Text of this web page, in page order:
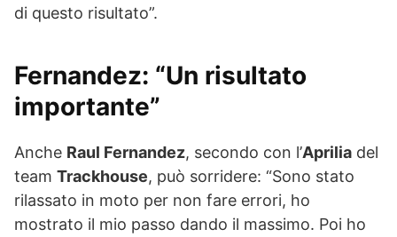
di questo risultato”.
Fernandez: “Un risultato
importante”
Anche Raul Fernandez, secondo con l’Aprilia del
team Trackhouse, può sorridere: “Sono stato
rilassato in moto per non fare errori, ho
mostrato il mio passo dando il massimo. Poi ho